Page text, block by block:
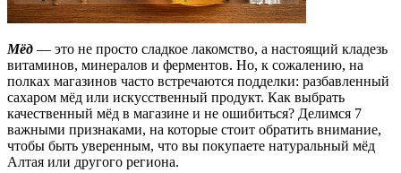
Мёд — это не просто сладкое лакомство, а настоящий кладезь
витаминов, минералов и ферментов. Но, к сожалению, на
полках магазинов часто встречаются подделки: разбавленный
сахаром мёд или искусственный продукт. Как выбрать
качественный мёд в магазине и не ошибиться? Делимся 7
важными признаками, на которые стоит обратить внимание,
чтобы быть уверенным, что вы покупаете натуральный мёд
Алтая или другого региона.